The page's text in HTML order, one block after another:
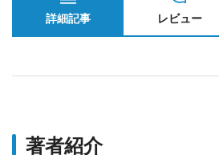
詳細記事 レビュー
著者紹介